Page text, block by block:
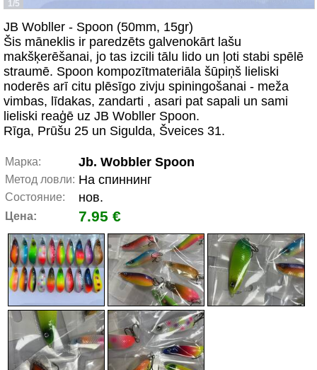
1/5
JB Wobller - Spoon (50mm, 15gr)
Šis māneklis ir paredzēts galvenokārt lašu
makšķerēšanai, jo tas izcili tālu lido un ļoti stabi spēlē
straumē. Spoon kompozītmateriāla šūpiņš lieliski
noderēs arī citu plēsīgo zivju spiningošanai - meža
vimbas, līdakas, zandarti , asari pat sapali un sami
lieliski reaģē uz JB Wobller Spoon.
Rīga, Prūšu 25 un Sigulda, Šveices 31.
Марка: Jb. Wobbler Spoon
Метод ловли: На спиннинг
Состояние: нов.
Цена: 7.95 €